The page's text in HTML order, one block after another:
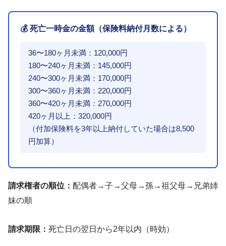
💰 死亡一時金の金額（保険料納付月数による）
36〜180ヶ月未満：120,000円
180〜240ヶ月未満：145,000円
240〜300ヶ月未満：170,000円
300〜360ヶ月未満：220,000円
360〜420ヶ月未満：270,000円
420ヶ月以上：320,000円
（付加保険料を3年以上納付していた場合は8,500
円加算）
請求権者の順位： 配偶者→子→父母→孫→祖父母→兄弟姉
妹の順
請求期限： 死亡日の翌日から2年以内（時効）